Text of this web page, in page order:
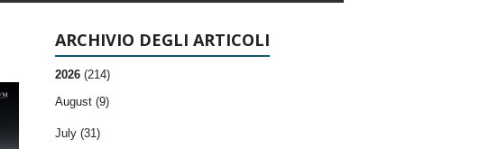
ARCHIVIO DEGLI ARTICOLI
2026 (214)
August (9)
July (31)